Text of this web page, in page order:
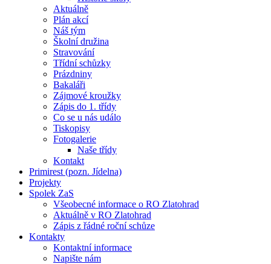
Aktuálně
Plán akcí
Náš tým
Školní družina
Stravování
Třídní schůzky
Prázdniny
Bakaláři
Zájmové kroužky
Zápis do 1. třídy
Co se u nás událo
Tiskopisy
Fotogalerie
Naše třídy
Kontakt
Primirest (pozn. Jídelna)
Projekty
Spolek ZaS
Všeobecné informace o RO Zlatohrad
Aktuálně v RO Zlatohrad
Zápis z řádné roční schůze
Kontakty
Kontaktní informace
Napište nám